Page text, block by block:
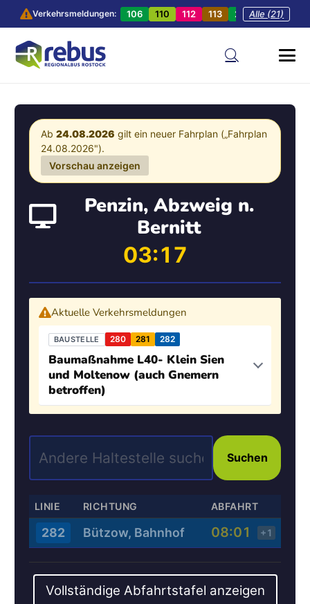
Verkehrsmeldungen: 106 110 112 113 201 202
Alle (21)
Ab 24.08.2026 gilt ein neuer Fahrplan („Fahrplan
24.08.2026").
Vorschau anzeigen
Penzin, Abzweig n.
Bernitt
03:17
Aktuelle Verkehrsmeldungen
BAUSTELLE 280 281 282
Baumaßnahme L40- Klein Sien
und Moltenow (auch Gnemern
betroffen)
Suchen
LINIE RICHTUNG ABFAHRT
282 Bützow, Bahnhof 08:01 +1
Vollständige Abfahrtstafel anzeigen